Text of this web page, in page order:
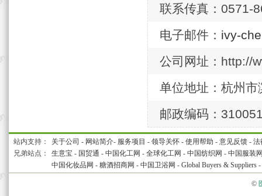
联系传真：0571-
电子邮件： ivy-
公司网址：http://
单位地址：杭州
邮政编码：
站内支持： 关于公司 - 网站简介- 服务项目 - 领导关怀 - 使用帮助 - 意见反馈 - 法
兄弟站点：
生意宝 - 国贸通 - 中国化工网 - 全球化工网 - 中国纺织网 - 中国服装
中国化妆品网 - 糖酒招商网 - 中国卫浴网 - Global Buyers & Suppliers -
©